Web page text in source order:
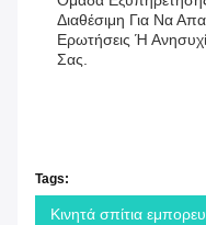
Διαθέσιμη Για Να
Ερωτήσεις Ή
Σας.
Tags:
Κινητά σπίτια